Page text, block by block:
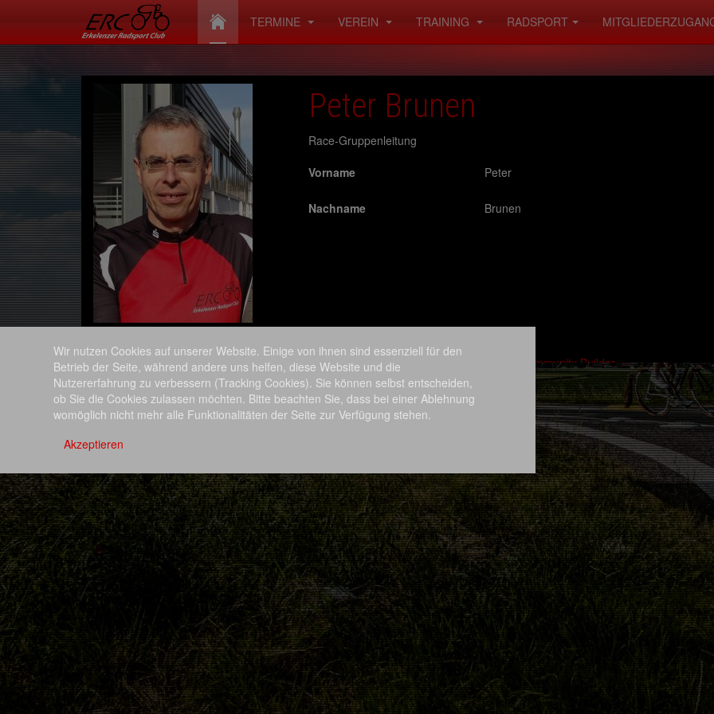
TERMINE VEREIN TRAINING RADSPORT
Peter Brunen
Race-Gruppenleitung
Vorname
Peter
Nachname Brunen
Powered by Community Builder
Wir nutzen Cookies auf unserer Website. Einige von ihnen sind essenziell für den
Betrieb der Seite, während andere uns helfen, diese Website und die
Nutzererfahrung zu verbessern (Tracking Cookies). Sie können selbst entscheiden,
ob Sie die Cookies zulassen möchten. Bitte beachten Sie, dass bei einer Ablehnung
womöglich nicht mehr alle Funktionalitäten der Seite zur Verfügung stehen.
Akzeptieren